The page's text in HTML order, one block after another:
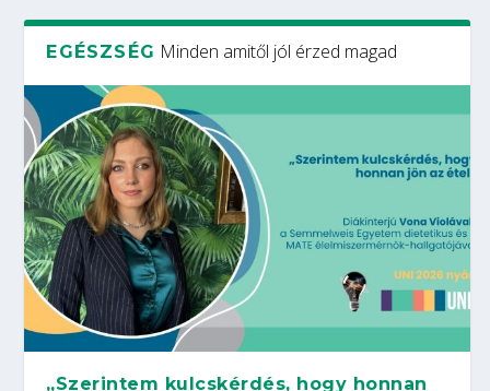
EGÉSZSÉG Minden amitől jól érzed magad
„Szerintem kulcskérdés, hogy honnan